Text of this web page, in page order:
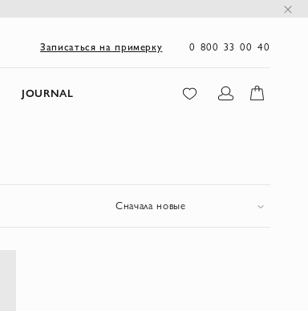
Записаться на примерку 0 800 33 00 40
JOURNAL
Сначала новые